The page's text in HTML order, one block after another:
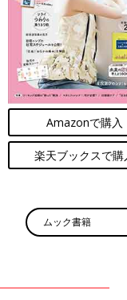
ススメ。
みじん切りやサイコ
ですが、だしの旨み
コですね。試してみ
※文中のコメントは
稿を再編集したもので
※記事の内容は記事
あります。
Amazonで購入
楽天ブックスで購
ムック書籍